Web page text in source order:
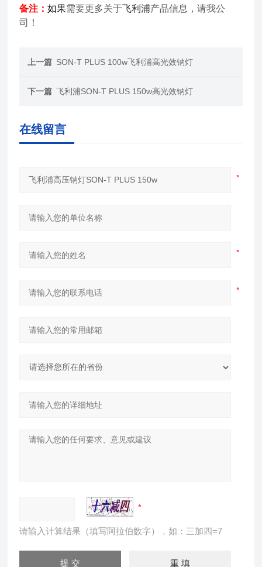
备注：如果需要更多关于飞利浦产品信息，请我公
司！
上一篇 SON-T PLUS 100w飞利浦高光效钠灯
下一篇 飞利浦SON-T PLUS 150w高光效钠灯
在线留言
请输入计算结果（填写阿拉伯数字），如：三加四=7